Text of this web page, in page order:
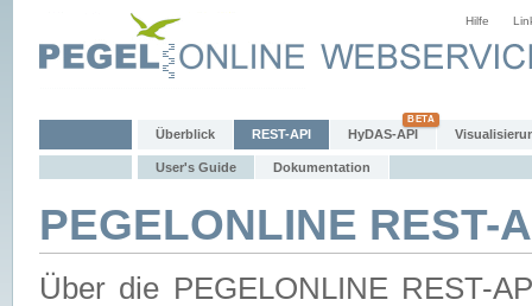
Hilfe
Überblick REST-API HyDAS-API
User's Guide Dokumentation
PEGELONLINE REST-
Über die PEGELONLINE REST-